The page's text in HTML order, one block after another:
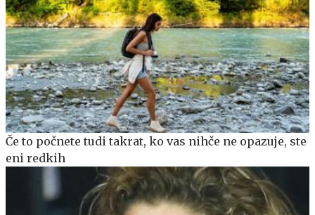
Če to počnete tudi takrat, ko vas nihče ne opazuje, ste
eni redkih